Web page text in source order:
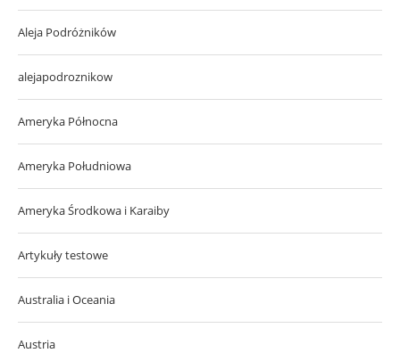
Aleja Podróżników
alejapodroznikow
Ameryka Północna
Ameryka Południowa
Ameryka Środkowa i Karaiby
Artykuły testowe
Australia i Oceania
Austria